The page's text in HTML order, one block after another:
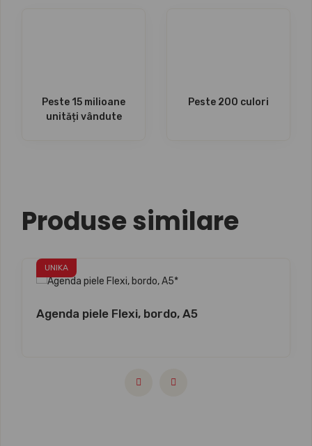
Peste 15 milioane
unități vândute
Peste 200 culori
Produse similare
UNIKA
Agenda piele Flexi, bordo, A5